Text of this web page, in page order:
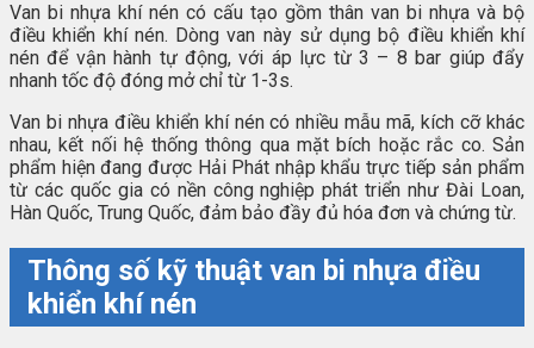
Van bi nhựa khí nén có cấu tạo gồm thân van bi nhựa và bộ
điều khiển khí nén. Dòng van này sử dụng bộ điều khiển khí
nén để vận hành tự động, với áp lực từ 3 – 8 bar giúp đẩy
nhanh tốc độ đóng mở chỉ từ 1-3s.
Van bi nhựa điều khiển khí nén có nhiều mẫu mã, kích cỡ khác
nhau, kết nối hệ thống thông qua mặt bích hoặc rắc co. Sản
phẩm hiện đang được Hải Phát nhập khẩu trực tiếp sản phẩm
từ các quốc gia có nền công nghiệp phát triển như Đài Loan,
Hàn Quốc, Trung Quốc, đảm bảo đầy đủ hóa đơn và chứng từ.
Thông số kỹ thuật van bi nhựa điều
khiển khí nén